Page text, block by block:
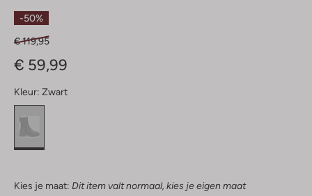
Sterren
-50%
€ 119,95
€ 59,99
Kleur: Zwart
Kies je maat: Dit item valt normaal, kies je eigen maat